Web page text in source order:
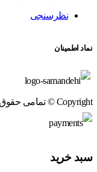
نظرسنجی
نماد اطمینان
Copyright © تمامی حقوق مادی و معنوی وب سایت محفوظ می باشد
سبد خرید